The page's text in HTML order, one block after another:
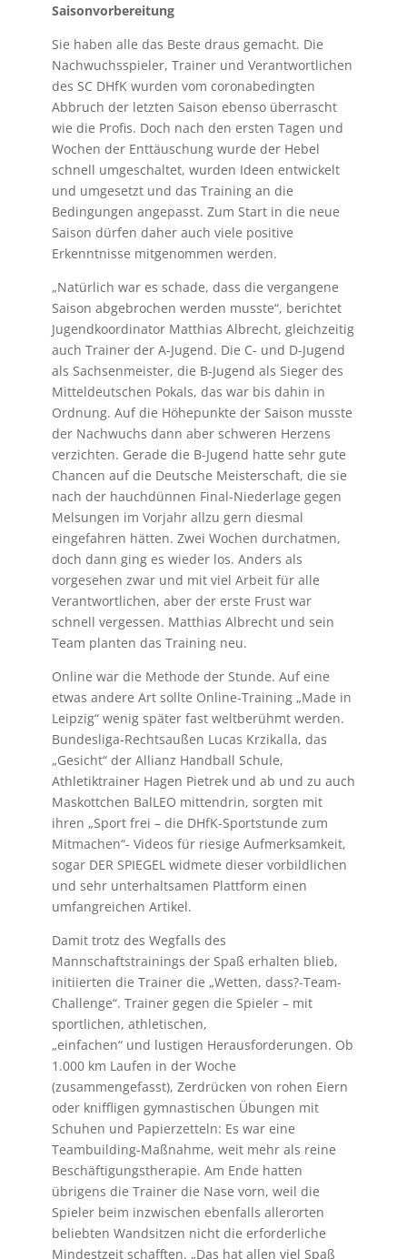
Saisonvorbereitung
Sie haben alle das Beste draus gemacht. Die
Nachwuchsspieler, Trainer und Verantwortlichen
des SC DHfK wurden vom coronabedingten
Abbruch der letzten Saison ebenso überrascht
wie die Profis. Doch nach den ersten Tagen und
Wochen der Enttäuschung wurde der Hebel
schnell umgeschaltet, wurden Ideen entwickelt
und umgesetzt und das Training an die
Bedingungen angepasst. Zum Start in die neue
Saison dürfen daher auch viele positive
Erkenntnisse mitgenommen werden.
„Natürlich war es schade, dass die vergangene
Saison abgebrochen werden musste“, berichtet
Jugendkoordinator Matthias Albrecht, gleichzeitig
auch Trainer der A-Jugend. Die C- und D-Jugend
als Sachsenmeister, die B-Jugend als Sieger des
Mitteldeutschen Pokals, das war bis dahin in
Ordnung. Auf die Höhepunkte der Saison musste
der Nachwuchs dann aber schweren Herzens
verzichten. Gerade die B-Jugend hatte sehr gute
Chancen auf die Deutsche Meisterschaft, die sie
nach der hauchdünnen Final-Niederlage gegen
Melsungen im Vorjahr allzu gern diesmal
eingefahren hätten. Zwei Wochen durchatmen,
doch dann ging es wieder los. Anders als
vorgesehen zwar und mit viel Arbeit für alle
Verantwortlichen, aber der erste Frust war
schnell vergessen. Matthias Albrecht und sein
Team planten das Training neu.
Online war die Methode der Stunde. Auf eine
etwas andere Art sollte Online-Training „Made in
Leipzig“ wenig später fast weltberühmt werden.
Bundesliga-Rechtsaußen Lucas Krzikalla, das
„Gesicht“ der Allianz Handball Schule,
Athletiktrainer Hagen Pietrek und ab und zu auch
Maskottchen BalLEO mittendrin, sorgten mit
ihren „Sport frei – die DHfK-Sportstunde zum
Mitmachen“- Videos für riesige Aufmerksamkeit,
sogar DER SPIEGEL widmete dieser vorbildlichen
und sehr unterhaltsamen Plattform einen
umfangreichen Artikel.
Damit trotz des Wegfalls des
Mannschaftstrainings der Spaß erhalten blieb,
initiierten die Trainer die „Wetten, dass?-Team-
Challenge“. Trainer gegen die Spieler – mit
sportlichen, athletischen,
„einfachen“ und lustigen Herausforderungen. Ob
1.000 km Laufen in der Woche
(zusammengefasst), Zerdrücken von rohen Eiern
oder kniffligen gymnastischen Übungen mit
Schuhen und Papierzetteln: Es war eine
Teambuilding-Maßnahme, weit mehr als reine
Beschäftigungstherapie. Am Ende hatten
übrigens die Trainer die Nase vorn, weil die
Spieler beim inzwischen ebenfalls allerorten
beliebten Wandsitzen nicht die erforderliche
Mindestzeit schafften. „Das hat allen viel Spaß